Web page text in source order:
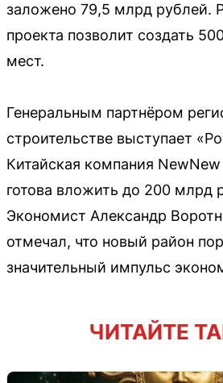
заложено 79,5 млрд рублей.
проекта позволит создать
мест.
Генеральным партнёром
строительстве выступает
Китайская компания
готова вложить до 200 млрд
Экономист Александр
отмечал, что новый район
значительный импульс
ЧИТАЙТЕ